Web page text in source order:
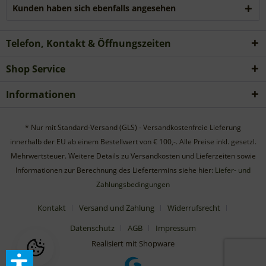
Kunden haben sich ebenfalls angesehen
Telefon, Kontakt & Öffnungszeiten
Shop Service
Informationen
* Nur mit Standard-Versand (GLS) - Versandkostenfreie Lieferung
innerhalb der EU ab einem Bestellwert von € 100,-. Alle Preise inkl. gesetzl.
Mehrwertsteuer. Weitere Details zu Versandkosten und Lieferzeiten sowie
Informationen zur Berechnung des Liefertermins siehe hier: Liefer- und
Zahlungsbedingungen
Kontakt Versand und Zahlung
Widerrufsrecht
Datenschutz
AGB
Impressum
Realisiert mit Shopware